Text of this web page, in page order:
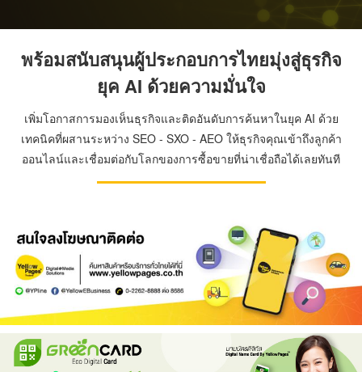
พร้อมสนับสนุนผู้ประกอบการไทยมุ่งสู่ธุรกิจ
ยุค AI ด้วยความมั่นใจ
เพิ่มโอกาสการมองเห็นธุรกิจและติดอันดับการค้นหาในยุค AI ด้วย
เทคนิคที่ผสานระหว่าง SEO - SXO - AEO ให้ธุรกิจคุณเข้าถึงลูกค้า
ออนไลน์และเชื่อมต่อกับโลกของการซื้อขายที่น่าเชื่อถือได้เลยทันที